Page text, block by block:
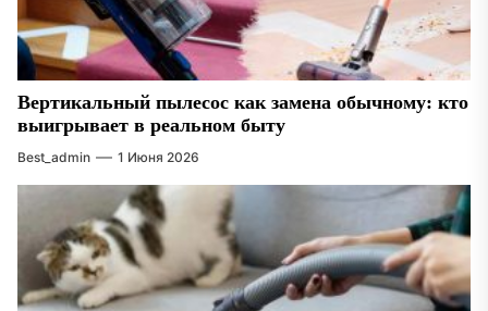
Вертикальный пылесос как замена обычному: кто
выигрывает в реальном быту
Best_admin 1 Июня 2026